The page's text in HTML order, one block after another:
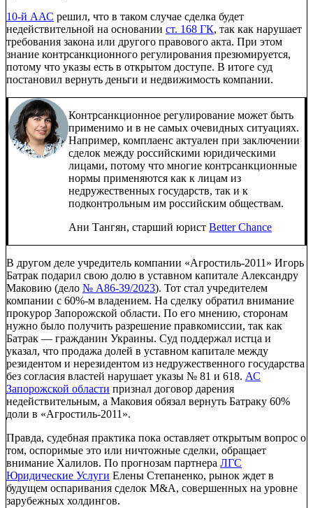
10-й ААС решил, что в таком случае сделка будет
недействительной на основании ст. 168 ГК, так как нарушает
требования закона или другого правового акта. При этом
знание контрсанкционного регулирования презюмируется,
потому что указы есть в открытом доступе. В итоге суд
постановил вернуть деньги и недвижимость компании.
Контрсанкционное регулирование может быть
применимо и в не самых очевидных ситуациях.
Например, комплаенс актуален при заключении
сделок между российскими юридическими
лицами, потому что многие контрсанкционные
нормы применяются как к лицам из
недружественных государств, так и к
подконтрольным им российским обществам.
Ани Тангян, старший юрист Better Chance
В другом деле учредитель компании «Агростиль-2011» Игорь
Батрак подарил свою долю в уставном капитале Александру
Маковию (дело № А86-39/2023). Тот стал учредителем
компании с 60%-м владением. На сделку обратил внимание
прокурор Запорожской области. По его мнению, сторонам
нужно было получить разрешение правкомиссии, так как
Батрак — гражданин Украины. Суд поддержал истца и
указал, что продажа долей в уставном капитале между
резидентом и нерезидентом из недружественного государства
без согласия властей нарушает указы № 81 и 618. АС
Запорожской области признал договор дарения
недействительным, а Маковия обязал вернуть Батраку 60%
доли в «Агростиль-2011».
Правда, судебная практика пока оставляет открытым вопрос о
том, оспоримые это или ничтожные сделки, обращает
внимание Халилов. По прогнозам партнера ЛГС
Юридические Услуги Елены Степаненко, рынок ждет в
будущем оспаривания сделок M&A, совершенных на уровне
зарубежных холдингов.